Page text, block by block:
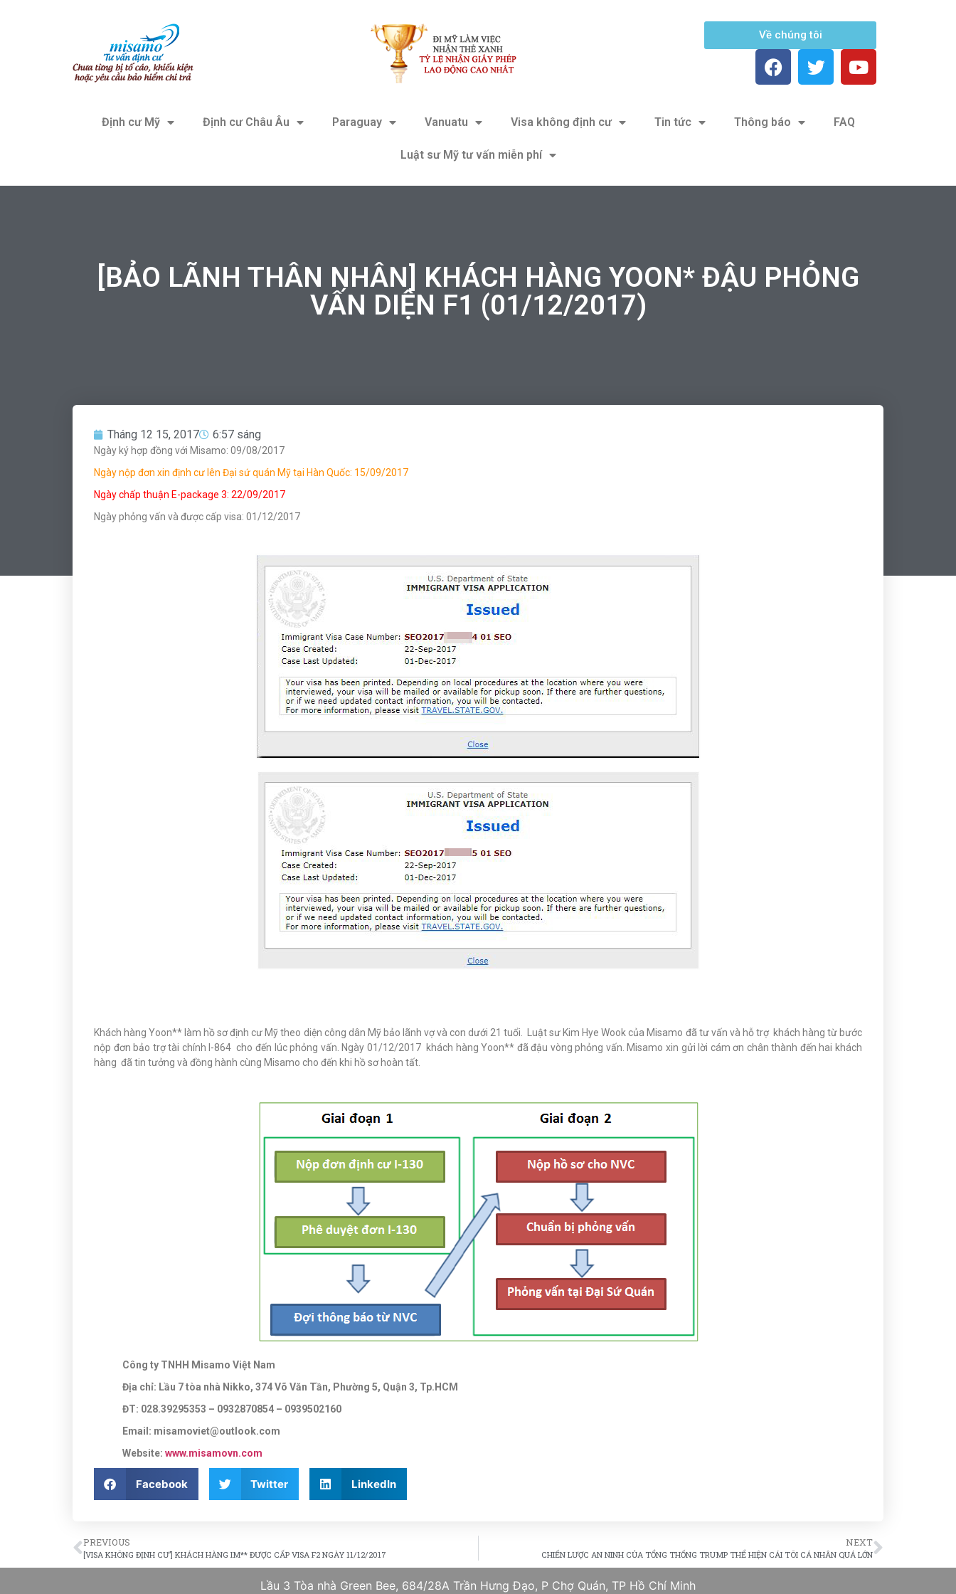
Về chúng tôi
Định cư Mỹ Định cư Châu Âu Paraguay Vanuatu Visa không định cư Tin tức Thông báo FAQ
Luật sư Mỹ tư vấn miễn phí
[BẢO LÃNH THÂN NHÂN] KHÁCH HÀNG YOON* ĐẬU PHỎNG
VẤN DIỆN F1 (01/12/2017)
Tháng 12 15, 2017 6:57 sáng
Ngày ký hợp đồng với Misamo: 09/08/2017
Ngày nộp đơn xin định cư lên Đại sứ quán Mỹ tại Hàn Quốc: 15/09/2017
Ngày chấp thuận E-package 3: 22/09/2017
Ngày phỏng vấn và được cấp visa: 01/12/2017
Khách hàng Yoon** làm hồ sơ định cư Mỹ theo diện công dân Mỹ bảo lãnh vợ và con dưới 21 tuổi.
Luật sư Kim Hye Wook của Misamo đã tư vấn và hỗ trợ khách hàng từ bước
nộp đơn bảo trợ tài chính I-864 cho đến lúc phỏng vấn. Ngày 01/12/2017 khách hàng Yoon** đã đậu vòng phỏng vấn. Misamo xin gửi lời cám ơn chân thành đến hai khách
hàng đã tin tưởng và đồng hành cùng Misamo cho đến khi hồ sơ hoàn tất.
Công ty TNHH Misamo Việt Nam
Địa chỉ: Lầu 7 tòa nhà Nikko, 374 Võ Văn Tần, Phường 5, Quận 3, Tp.HCM
ĐT: 028.39295353 – 0932870854 – 0939502160
Email: misamoviet@outlook.com
Website: www.misamovn.com
Facebook Twitter LinkedIn
PREVIOUS
[VISA KHÔNG ĐỊNH CƯ’] KHÁCH HÀNG IM** ĐƯỢC CẤP VISA F2 NGÀY 11/12/2017
NEXT
CHIẾN LƯỢC AN NINH CỦA TỔNG THỐNG TRUMP THỂ HIỆN CÁI TÔI CÁ NHÂN QUÁ LỚN
Lầu 3 Tòa nhà Green Bee, 684/28A Trần Hưng Đạo, P Chợ Quán, TP Hồ Chí Minh